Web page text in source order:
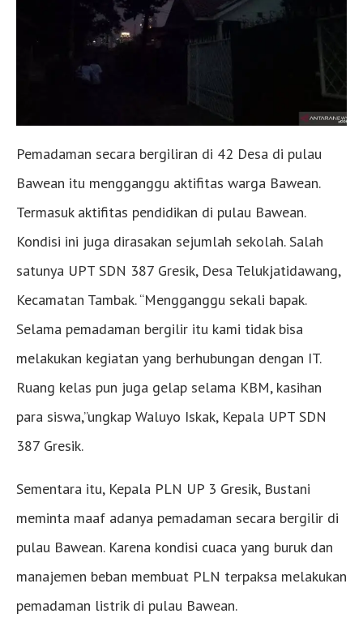
Pemadaman secara bergiliran di 42 Desa di pulau
Bawean itu mengganggu aktifitas warga Bawean.
Termasuk aktifitas pendidikan di pulau Bawean.
Kondisi ini juga dirasakan sejumlah sekolah. Salah
satunya UPT SDN 387 Gresik, Desa Telukjatidawang,
Kecamatan Tambak. “Mengganggu sekali bapak.
Selama pemadaman bergilir itu kami tidak bisa
melakukan kegiatan yang berhubungan dengan IT.
Ruang kelas pun juga gelap selama KBM, kasihan
para siswa,”ungkap Waluyo Iskak, Kepala UPT SDN
387 Gresik.
Sementara itu, Kepala PLN UP 3 Gresik, Bustani
meminta maaf adanya pemadaman secara bergilir di
pulau Bawean. Karena kondisi cuaca yang buruk dan
manajemen beban membuat PLN terpaksa melakukan
pemadaman listrik di pulau Bawean.